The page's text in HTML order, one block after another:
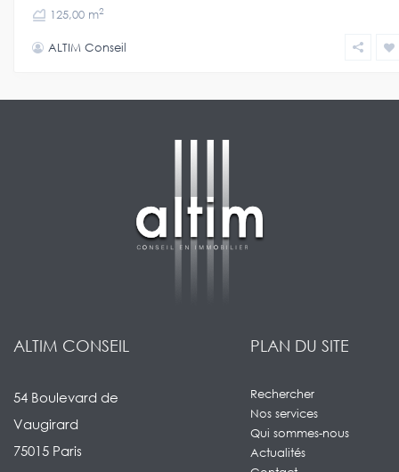
125,00 m2
ALTIM Conseil
ALTIM CONSEIL
54 Boulevard de
Vaugirard
75015 Paris
PLAN DU SITE
Rechercher
Nos services
Qui sommes-nous
Actualités